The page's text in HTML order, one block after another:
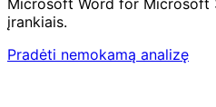
Microsoft Word for
įrankiais.
Pradėti nemokamą analizę